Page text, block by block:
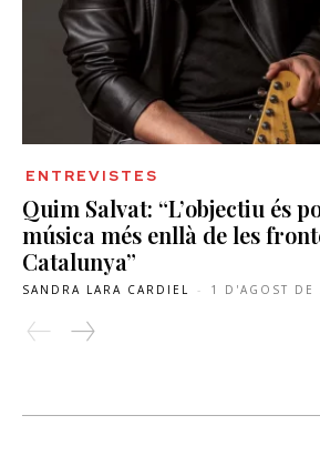
ENTREVISTES
Quim Salvat: “L’objectiu és
música més enllà de les
Catalunya”
SANDRA LARA CARDIEL - 1 D'AGOST DE